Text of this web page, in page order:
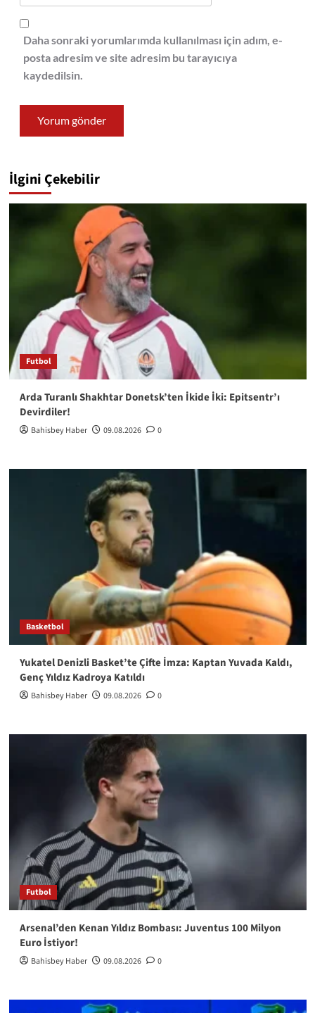
Daha sonraki yorumlarımda kullanılması için adım, e-
posta adresim ve site adresim bu tarayıcıya
kaydedilsin.
İlgini Çekebilir
Futbol
Arda Turanlı Shakhtar Donetsk’ten İkide İki: Epitsentr’ı
Devirdiler!
Bahisbey Haber 09.08.2026 0
Basketbol
Yukatel Denizli Basket’te Çifte İmza: Kaptan Yuvada Kaldı,
Genç Yıldız Kadroya Katıldı
Bahisbey Haber 09.08.2026 0
Futbol
Arsenal’den Kenan Yıldız Bombası: Juventus 100 Milyon
Euro İstiyor!
Bahisbey Haber 09.08.2026 0